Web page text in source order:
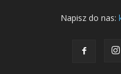
Napisz do nas: